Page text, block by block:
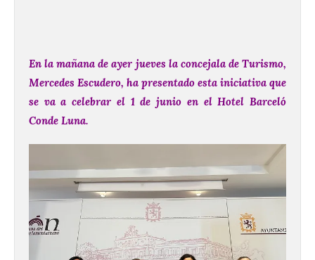
En la mañana de ayer jueves la concejala de Turismo,
Mercedes Escudero, ha presentado esta iniciativa que
se va a celebrar el 1 de junio en el Hotel Barceló
Conde Luna.